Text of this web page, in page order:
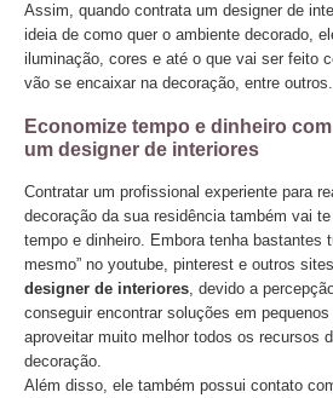
Assim, quando contrata um designer de
ideia de como quer o ambiente decorado,
iluminação, cores e até o que vai ser feito
vão se encaixar na decoração, entre outros.
Economize tempo e dinheiro
um designer de interiores
Contratar um profissional experiente para
decoração da sua residência também vai
tempo e dinheiro. Embora tenha bastantes
mesmo” no youtube, pinterest e outros
designer de interiores, devido a
conseguir encontrar soluções em
aproveitar muito melhor todos os recursos
decoração.
Além disso, ele também possui contato